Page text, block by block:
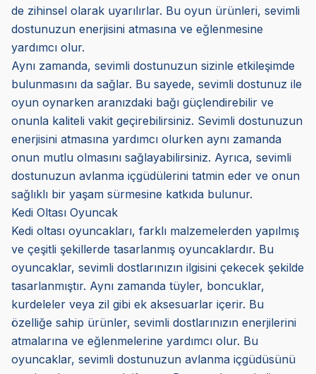
de zihinsel olarak uyarılırlar. Bu oyun ürünleri, sevimli
dostunuzun enerjisini atmasına ve eğlenmesine
yardımcı olur.
Aynı zamanda, sevimli dostunuzun sizinle etkileşimde
bulunmasını da sağlar. Bu sayede, sevimli dostunuz ile
oyun oynarken aranızdaki bağı güçlendirebilir ve
onunla kaliteli vakit geçirebilirsiniz. Sevimli dostunuzun
enerjisini atmasına yardımcı olurken aynı zamanda
onun mutlu olmasını sağlayabilirsiniz. Ayrıca, sevimli
dostunuzun avlanma içgüdülerini tatmin eder ve onun
sağlıklı bir yaşam sürmesine katkıda bulunur.
Kedi Oltası Oyuncak
Kedi oltası oyuncakları, farklı malzemelerden yapılmış
ve çeşitli şekillerde tasarlanmış oyuncaklardır. Bu
oyuncaklar, sevimli dostlarınızın ilgisini çekecek şekilde
tasarlanmıştır. Aynı zamanda tüyler, boncuklar,
kurdeleler veya zil gibi ek aksesuarlar içerir. Bu
özelliğe sahip ürünler, sevimli dostlarınızın enerjilerini
atmalarına ve eğlenmelerine yardımcı olur. Bu
oyuncaklar, sevimli dostunuzun avlanma içgüdüsünü